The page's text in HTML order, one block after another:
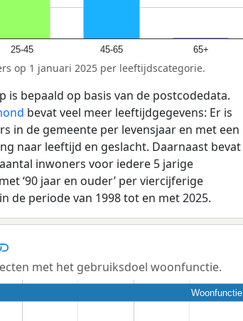
25-45 45-65 65+
op 1 januari 2025 per leeftijdscategorie.
bepaald op basis van de postcodedata.
bevat veel meer leeftijdgegevens: Er is
in de gemeente per levensjaar en met een
naar leeftijd en geslacht. Daarnaast bevat
inwoners voor iedere 5 jarige
‘90 jaar en ouder’ per viercijferige
de periode van 1998 tot en met 2025.
met het gebruiksdoel woonfunctie.
Woonfunctie